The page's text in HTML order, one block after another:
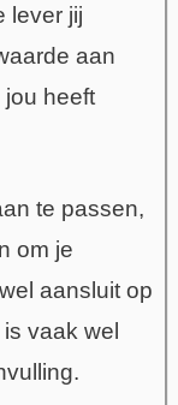
lever jij
aan
heeft
te passen,
om je
aansluit op
vaak wel